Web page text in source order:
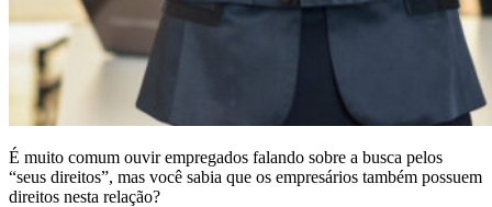
É muito comum ouvir empregados falando sobre a busca pelos
“seus direitos”, mas você sabia que os empresários também possuem
direitos nesta relação?